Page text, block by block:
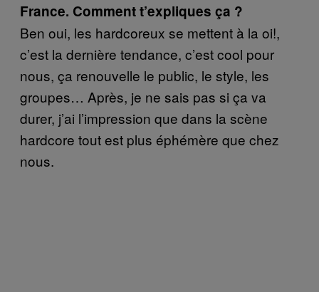
France. Comment t’expliques ça ?
Ben oui, les hardcoreux se mettent à la oi!,
c’est la dernière tendance, c’est cool pour
nous, ça renouvelle le public, le style, les
groupes… Après, je ne sais pas si ça va
durer, j’ai l’impression que dans la scène
hardcore tout est plus éphémère que chez
nous.